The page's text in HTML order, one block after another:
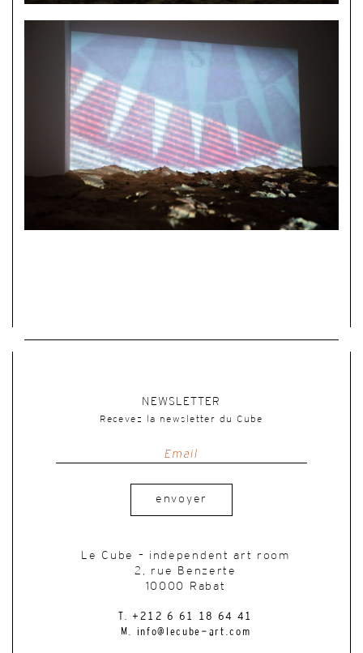
NEWSLETTER
Recevez la newsletter du Cube
envoyer
Le Cube – independent art room
2, rue Benzerte
10000 Rabat
T. +212 6 61 18 64 41
M. info@lecube-art.com